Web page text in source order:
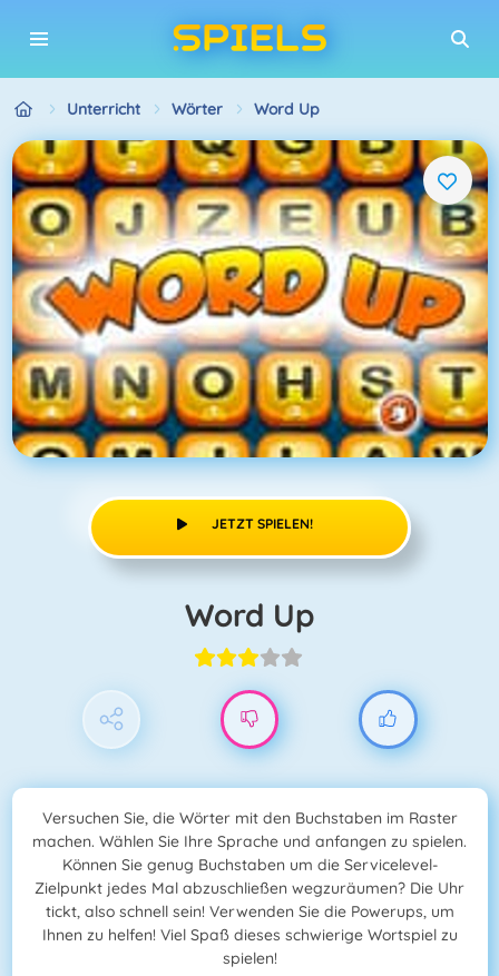
Unterricht Wörter Word Up
JETZT SPIELEN!
Word Up
Versuchen Sie, die Wörter mit den Buchstaben im Raster
machen. Wählen Sie Ihre Sprache und anfangen zu spielen.
Können Sie genug Buchstaben um die Servicelevel-
Zielpunkt jedes Mal abzuschließen wegzuräumen? Die Uhr
tickt, also schnell sein! Verwenden Sie die Powerups, um
Ihnen zu helfen! Viel Spaß dieses schwierige Wortspiel zu
spielen!